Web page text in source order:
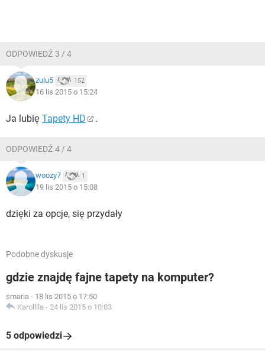
ODPOWIEDŹ 3 / 4
zulu5 152
16 lis 2015 o 15:24
Ja lubię Tapety HD .
ODPOWIEDŹ 4 / 4
woozy7 1
19 lis 2015 o 15:08
dzięki za opcje, się przydały
Podobne dyskusje
gdzie znajdę fajne tapety na komputer?
smaria - 18 lis 2015 o 17:50
Karolllla - 24 lis 2015 o 10:03
5 odpowiedzi